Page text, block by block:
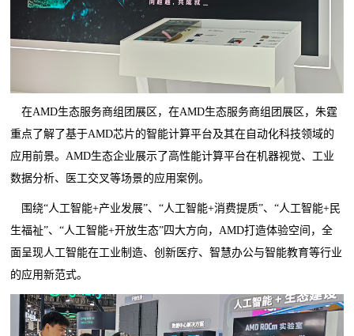
在AMD生态服务商组团展区，在AMD生态服务商组团展区，朱霆
重点了解了基于AMD芯片的智能计算平台及其在自动化科技领域的
应用前景。AMD生态企业展示了高性能计算平台在机器视觉、工业
数据分析、医工交叉等场景的应用案例。
围绕“人工智能+产业发展”、“人工智能+消费提质”、“人工智能+民
生福祉”、“人工智能+开放生态”四大方向，AMD打造体验空间，全
面呈现人工智能在工业制造、创新医疗、智慧办公与智能教育等行业
的应用新范式。